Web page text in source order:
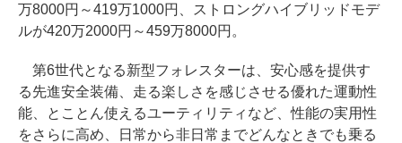
万8000円～419万1000円、ストロングハイブリッドモデ
ルが420万2000円～459万8000円。
第6世代となる新型フォレスターは、安心感を提供す
る先進安全装備、走る楽しさを感じさせる優れた運動性
能、とことん使えるユーティリティなど、性能の実用性
をさらに高め、日常から非日常までどんなときでも乗る